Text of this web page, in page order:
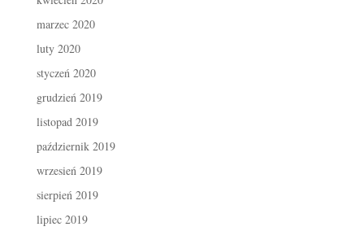
marzec 2020
luty 2020
styczeń 2020
grudzień 2019
listopad 2019
październik 2019
wrzesień 2019
sierpień 2019
lipiec 2019